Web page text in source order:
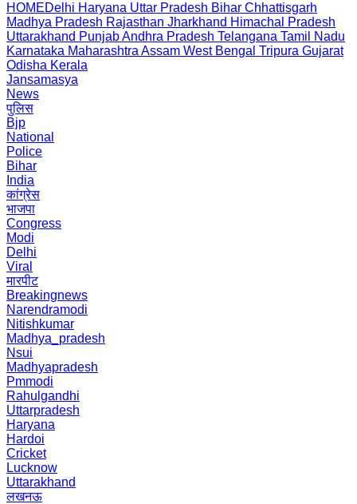
HOMEDelhi Haryana Uttar Pradesh Bihar Chhattisgarh
Madhya Pradesh Rajasthan Jharkhand Himachal Pradesh
Uttarakhand PunjabAndhra Pradesh Telangana Tamil Nadu
Karnataka Maharashtra Assam West Bengal Tripura Gujarat
Odisha Kerala
Jansamasya
News
पुलिस
Bjp
National
Police
Bihar
India
कांग्रेस
भाजपा
Congress
Modi
Delhi
Viral
मारपीट
Breakingnews
Narendramodi
Nitishkumar
Madhya_pradesh
Nsui
Madhyapradesh
Pmmodi
Rahulgandhi
Uttarpradesh
Haryana
Hardoi
Cricket
Lucknow
Uttarakhand
लखनऊ